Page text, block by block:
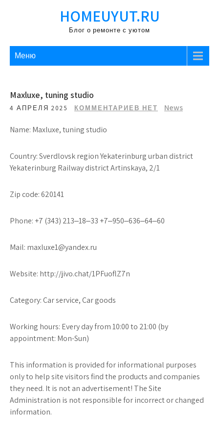
HOMEUYUT.RU
Блог о ремонте с уютом
Меню
Maxluxe, tuning studio
4 АПРЕЛЯ 2025 КОММЕНТАРИЕВ НЕТ News
Name: Maxluxe, tuning studio
Country: Sverdlovsk region Yekaterinburg urban district
Yekaterinburg Railway district Artinskaya, 2/1
Zip code: 620141
Phone: +7 (343) 213‒18‒33 +7‒950‒636‒64‒60
Mail: maxluxe1@yandex.ru
Website: http://jivo.chat/1PFuoflZ7n
Category: Car service, Car goods
Working hours: Every day from 10:00 to 21:00 (by
appointment: Mon-Sun)
This information is provided for informational purposes
only to help site visitors find the products and companies
they need. It is not an advertisement! The Site
Administration is not responsible for incorrect or changed
information.